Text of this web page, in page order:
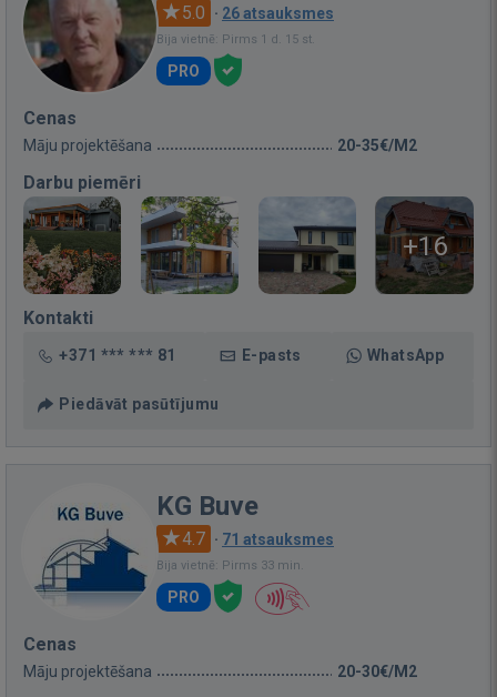
5.0 · 26 atsauksmes
Bija vietnē: Pirms 1 d. 15 st.
PRO
Cenas
Māju projektēšana 20-35€/M2
Darbu piemēri
+16
Kontakti
+371 *** *** 81 E-pasts WhatsApp
Piedāvāt pasūtījumu
KG Buve
4.7 · 71 atsauksmes
Bija vietnē: Pirms 33 min.
PRO
Cenas
Māju projektēšana 20-30€/M2